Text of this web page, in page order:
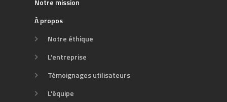
Notre mission
À propos
Notre éthique
L'entreprise
Témoignages utilisateurs
L'équipe